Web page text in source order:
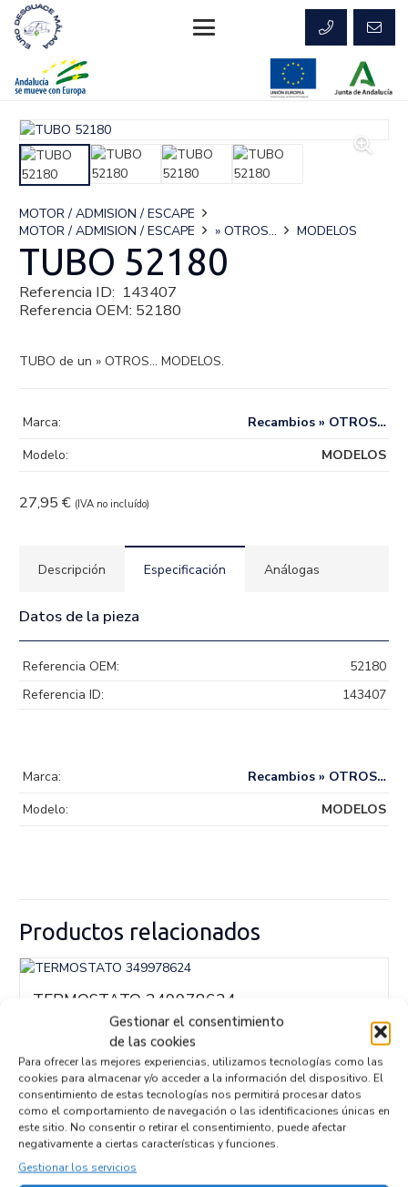
Gestionar el consentimiento
de las cookies
Para ofrecer las mejores experiencias, utilizamos tecnologías como las
cookies para almacenar y/o acceder a la información del dispositivo. El
consentimiento de estas tecnologías nos permitirá procesar datos
como el comportamiento de navegación o las identificaciones únicas en
este sitio. No consentir o retirar el consentimiento, puede afectar
negativamente a ciertas características y funciones.
Gestionar los servicios
MOTOR / ADMISION / ESCAPE
MOTOR / ADMISION / ESCAPE
» OTROS... MODELOS
TUBO 52180
Referencia ID: 143407
Referencia OEM: 52180
TUBO de un » OTROS… MODELOS.
27,95 € (IVA no incluído)
Marca:
Recambios » OTROS…
Modelo:
MODELOS
Descripción Especificación Análogas
Datos de la pieza
Referencia OEM:
52180
Referencia ID:
143407
Marca:
Recambios » OTROS…
Modelo:
MODELOS
Productos relacionados
TERMOSTATO 349978624
Recambios » OTROS...MODELOS
147080
17,95€ (IVA no incluído)